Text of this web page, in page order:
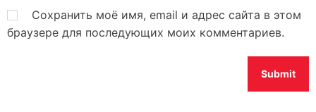
Сохранить моё имя, email и адрес сайта в этом
браузере для последующих моих комментариев.